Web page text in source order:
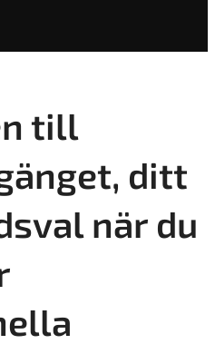
till
ditt
när du